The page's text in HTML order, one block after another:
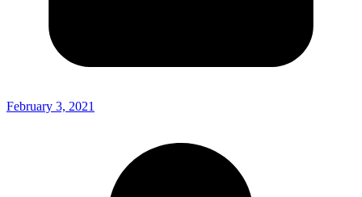
February 3, 2021